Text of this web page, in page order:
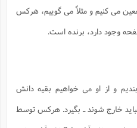
مى كنيم و مثلاً مى گوييم، هركس
وجود دارد، برنده است.
و از او مى خواهيم بقيه دانش
خارج شوند ـ بگيرد. هركس توسط